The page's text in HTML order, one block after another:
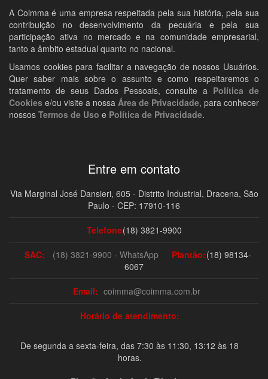
A Coimma é uma empresa respeitada pela sua história, pela sua
contribuição no desenvolvimento da pecuária e pela sua
participação ativa no mercado e na comunidade empresarial,
tanto a âmbito estadual quanto no nacional.
Usamos cookies para facilitar a navegação de nossos Usuários.
Quer saber mais sobre o assunto e como respeitaremos o
tratamento de seus Dados Pessoais, consulte a Política de
Cookies e/ou visite a nossa Área de Privacidade, para conhecer
nossos Termos de Uso e Política de Privacidade.
Entre em contato
Via Marginal José Dansieri, 605 - Distrito Industrial, Dracena, São
Paulo - CEP: 17910-116
Telefone:(18) 3821-9900
SAC: (18) 3821-9900 - WhatsApp Plantão:(18) 98134-
6067
Email: coimma@coimma.com.br
Horário de atendimento:
De segunda a sexta-feira, das 7:30 às 11:30, 13:12 às 18
horas.